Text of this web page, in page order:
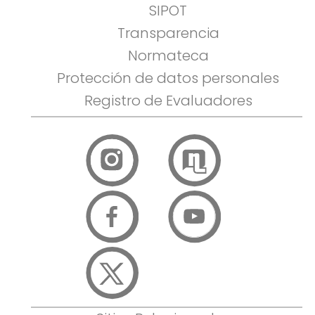
SIPOT
Transparencia
Normateca
Protección de datos personales
Registro de Evaluadores